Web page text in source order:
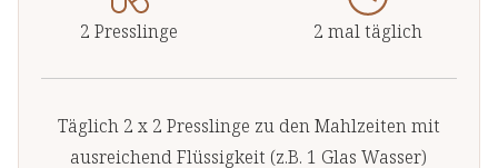
2 Presslinge 2 mal täglich
Täglich 2 x 2 Presslinge zu den Mahlzeiten mit
ausreichend Flüssigkeit (z.B. 1 Glas Wasser)